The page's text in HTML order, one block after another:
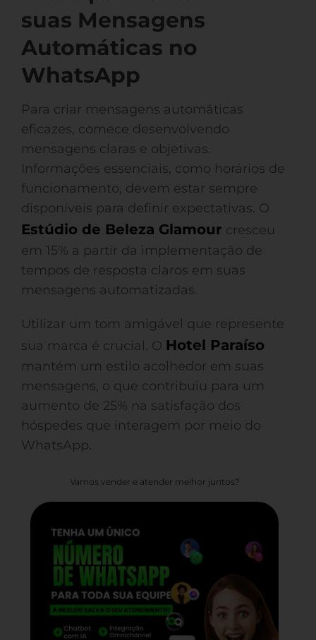
suas Mensagens
Automáticas no
WhatsApp
Para criar mensagens automáticas
eficazes, comece desenvolvendo
mensagens claras e objetivas.
Informações essenciais, como horários de
funcionamento, devem estar sempre
disponíveis para definir expectativas. O
Estúdio de Beleza Glamour cresceu
em 15% a partir da implementação de
tempos de resposta claros em suas
mensagens automatizadas.
Utilizar um tom amigável que represente
sua marca é crucial. O Hotel Paraíso
mantém um estilo acolhedor em suas
mensagens, o que contribuiu para um
aumento de 25% na satisfação dos
hóspedes que interagem por meio do
WhatsApp.
Vamos vender e atender melhor juntos?